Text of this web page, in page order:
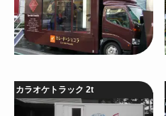
カラオケトラック 2t